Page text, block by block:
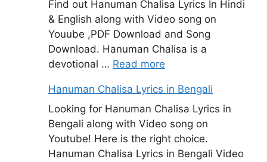
Find out Hanuman Chalisa Lyrics In Hindi
& English along with Video song on
Youube ,PDF Download and Song
Download. Hanuman Chalisa is a
devotional … Read more
Hanuman Chalisa Lyrics in Bengali
Looking for Hanuman Chalisa Lyrics in
Bengali along with Video song on
Youtube! Here is the right choice.
Hanuman Chalisa Lyrics in Bengali Video